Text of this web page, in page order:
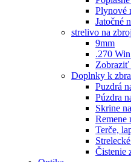
Plynové
Jatočné
strelivo na
9mm
.270
Zobraziť
Doplnky k
Puzdrá
Púzdra
Skrine
Remene
Terče,
Čistenie